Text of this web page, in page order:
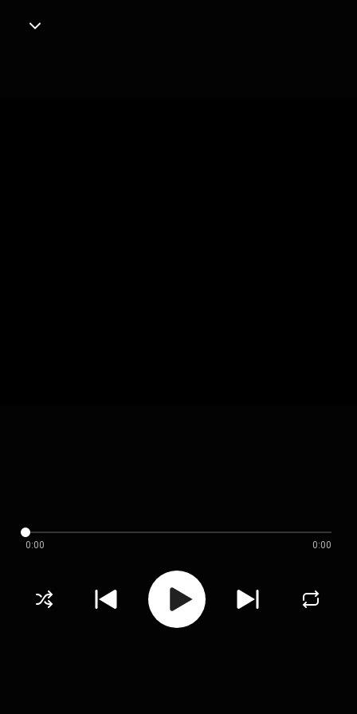
0:00 0:00